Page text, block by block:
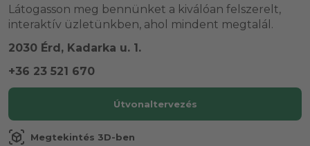
Látogasson meg bennünket a kiválóan felszerelt,
interaktív üzletünkben, ahol mindent megtalál.
2030 Érd, Kadarka u. 1.
+36 23 521 670
Útvonaltervezés
view_in_ar Megtekintés 3D-ben